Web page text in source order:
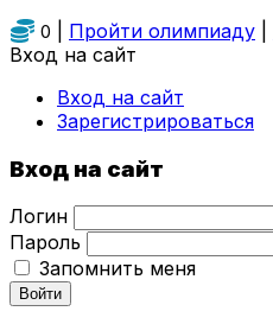
0 Пройти олимпиаду
Вход на сайт
Вход на сайт
Зарегистрироваться
Вход на сайт
Логин
Пароль
Запомнить меня
Войти